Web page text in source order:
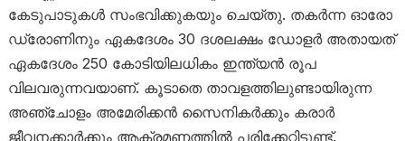
കേടുപാടുകൾ സംഭവിക്കുകയും ചെയ്തു. തകർന്ന ഓരോ
ഡ്രോണിനും ഏകദേശം 30 ദശലക്ഷം ഡോളർ അതായത്
ഏകദേശം 250 കോടിയിലധികം ഇന്ത്യൻ രൂപ
വിലവരുന്നവയാണ്. കൂടാതെ താവളത്തിലുണ്ടായിരുന്ന
അഞ്ചോളം അമേരിക്കൻ സൈനികർക്കും കരാർ
ജീവനക്കാർക്കും ആക്രമണത്തിൽ പരിക്കേറ്റിട്ടുണ്ട്.